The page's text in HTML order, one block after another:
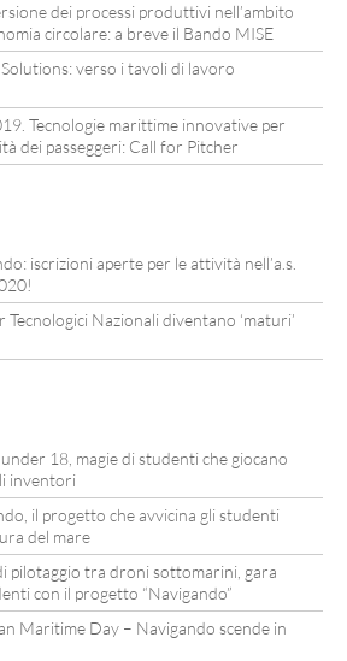
dei processi produttivi nell’ambito
circolare: a breve il Bando MISE
verso i tavoli di lavoro
Tecnologie marittime innovative per
dei passeggeri: Call for Pitcher
iscrizioni aperte per le attività nell’a.s.
Tecnologici Nazionali diventano ‘maturi’
under 18, magie di studenti che giocano
inventori
il progetto che avvicina gli studenti
del mare
pilotaggio tra droni sottomarini, gara
con il progetto “Navigando”
Maritime Day – Navigando scende in